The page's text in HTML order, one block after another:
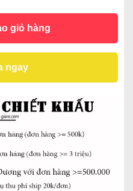
giỏ hàng
ngay